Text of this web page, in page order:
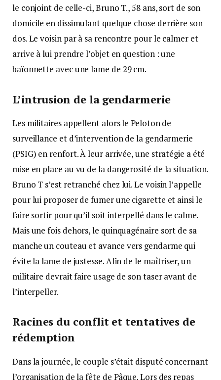
le conjoint de celle-ci, Bruno T., 58 ans, sort de son
domicile en dissimulant quelque chose derrière son
dos. Le voisin par à sa rencontre pour le calmer et
arrive à lui prendre l’objet en question : une
baïonnette avec une lame de 29 cm.
L’intrusion de la gendarmerie
Les militaires appellent alors le Peloton de
surveillance et d’intervention de la gendarmerie
(PSIG) en renfort. À leur arrivée, une stratégie a été
mise en place au vu de la dangerosité de la situation.
Bruno T s’est retranché chez lui. Le voisin l’appelle
pour lui proposer de fumer une cigarette et ainsi le
faire sortir pour qu’il soit interpellé dans le calme.
Mais une fois dehors, le quinquagénaire sort de sa
manche un couteau et avance vers gendarme qui
évite la lame de justesse. Afin de le maîtriser, un
militaire devrait faire usage de son taser avant de
l’interpeller.
Racines du conflit et tentatives de
rédemption
Dans la journée, le couple s’était disputé concernant
l’organisation de la fête de Pâque. Lors des repas